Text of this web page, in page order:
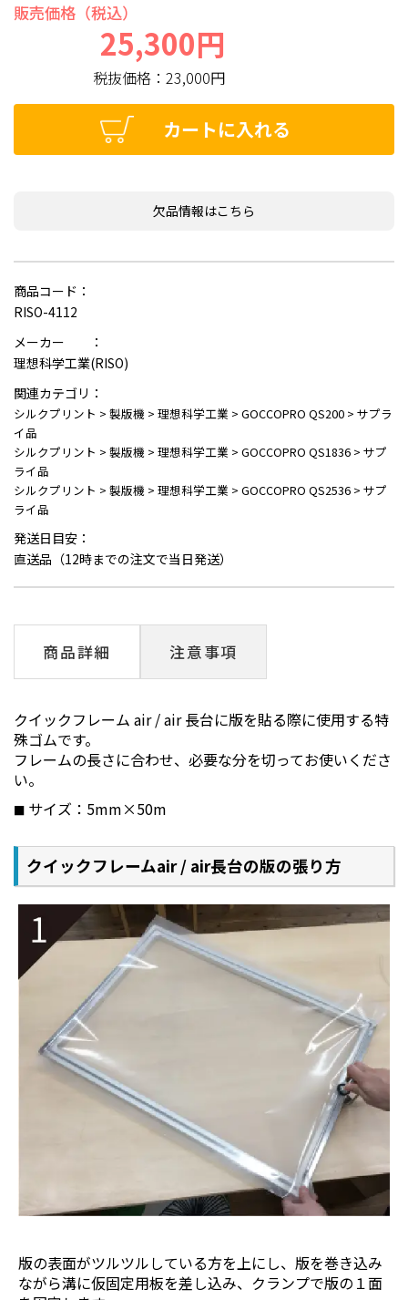
販売価格（税込）
25,300円
税抜価格：23,000円
カートに入れる
欠品情報はこちら
商品コード：
RISO-4112
メーカー ：
理想科学工業(RISO)
関連カテゴリ：
シルクプリント > 製版機 > 理想科学工業 > GOCCOPRO QS200 > サプラ
イ品
シルクプリント > 製版機 > 理想科学工業 > GOCCOPRO QS1836 > サプ
ライ品
シルクプリント > 製版機 > 理想科学工業 > GOCCOPRO QS2536 > サプ
ライ品
発送日目安：
直送品（12時までの注文で当日発送）
商品詳細 注意事項
クイックフレーム air / air 長台に版を貼る際に使用する特
殊ゴムです。
フレームの長さに合わせ、必要な分を切ってお使いくださ
い。
サイズ：5mm×50m
クイックフレームair / air長台の版の張り方
版の表面がツルツルしている方を上にし、版を巻き込み
ながら溝に仮固定用板を差し込み、クランプで版の１面